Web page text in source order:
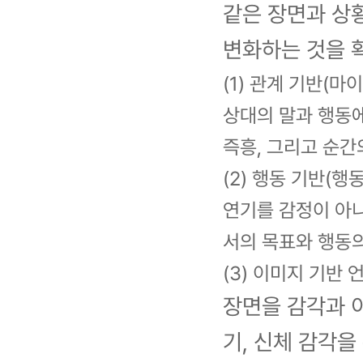
같은 장면과 상
변화하는 것을
(1) 관계 기반(마
상대의 말과 행동
즉흥, 그리고 순
(2) 행동 기반(행
연기를 감정이 아
서의 목표와 행동
(3) 이미지 기반
장면을 감각과
기, 신체 감각